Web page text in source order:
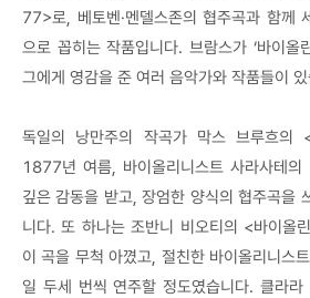
77>로, 베토벤·멘델스존의 협주곡과 함께
으로 꼽히는 작품입니다. 브람스가 ‘바이올
그에게 영감을 준 여러 음악가와 작품들이
독일의 낭만주의 작곡가 막스 브루흐의
1877년 여름, 바이올리니스트 사라사테
깊은 감동을 받고, 장엄한 양식의 협주곡을
니다. 또 하나는 조반니 비오티의 <바이올
이 곡을 무척 아꼈고, 절친한 바이올리니스
일 두세 번씩 연주할 정도였습니다. 클라라